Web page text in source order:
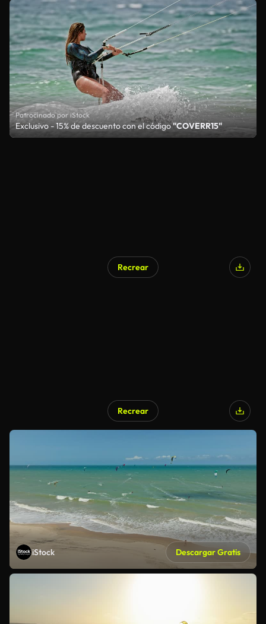
Patrocinado por iStock
Exclusivo - 15% de descuento con el código"COVERR15"
Recrear
Recrear
iStock Descargar Gratis